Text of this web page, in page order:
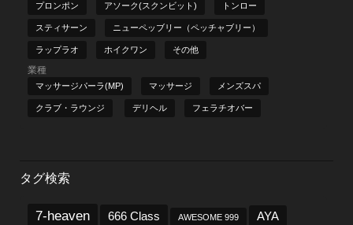
プロンポン アソーク(スクンビット) トンロー
スティサーン ニューペッブリー（ペッチャブリー）
ラップラオ ホイクワン その他
業種
マッサージパーラ(MP) マッサージ メンズスパ
クラブ・ラウンジ デリヘル フェラチオバー
タグ検索
7-heaven 666 Class AWESOME 999 AYA